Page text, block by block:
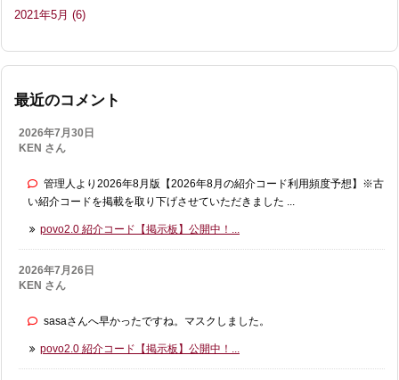
2021年5月 (6)
最近のコメント
2026年7月30日
KEN さん
管理人より2026年8月版【2026年8月の紹介コード利用頻度予想】※古
い紹介コードを掲載を取り下げさせていただきました ...
povo2.0 紹介コード【掲示板】公開中！...
2026年7月26日
KEN さん
sasaさんへ早かったですね。マスクしました。
povo2.0 紹介コード【掲示板】公開中！...